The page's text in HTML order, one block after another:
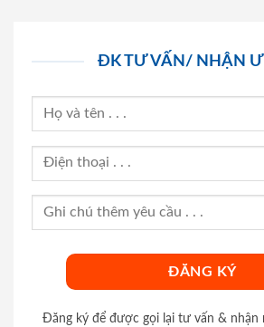
ĐK TƯ VẤN/ NHẬN
Đăng ký để được gọi lại tư vấn & nhận